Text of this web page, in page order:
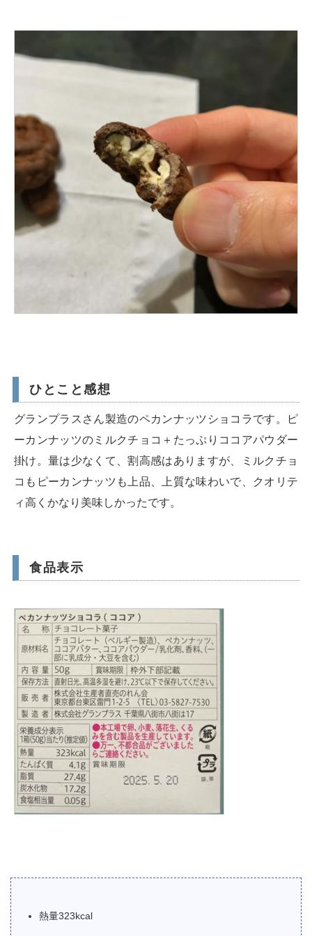
ひとこと感想
グランプラスさん製造のペカンナッツショコラです。ピ
ーカンナッツのミルクチョコ＋たっぷりココアパウダー
掛け。量は少なくて、割高感はありますが、ミルクチョ
コもピーカンナッツも上品、上質な味わいで、クオリテ
ィ高くかなり美味しかったです。
食品表示
熱量323kcal